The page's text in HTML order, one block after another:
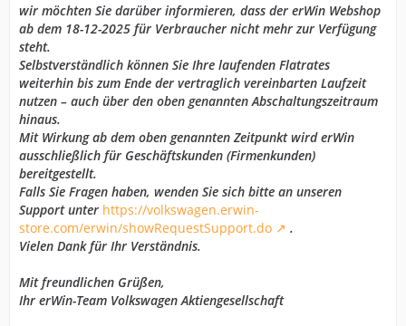
wir möchten Sie darüber informieren, dass der erWin Webshop
ab dem 18-12-2025 für Verbraucher nicht mehr zur Verfügung
steht.
Selbstverständlich können Sie Ihre laufenden Flatrates
weiterhin bis zum Ende der vertraglich vereinbarten Laufzeit
nutzen – auch über den oben genannten Abschaltungszeitraum
hinaus.
Mit Wirkung ab dem oben genannten Zeitpunkt wird erWin
ausschließlich für Geschäftskunden (Firmenkunden)
bereitgestellt.
Falls Sie Fragen haben, wenden Sie sich bitte an unseren
Support unter https://volkswagen.erwin-
store.com/erwin/showRequestSupport.do
.
Vielen Dank für Ihr Verständnis.
Mit freundlichen Grüßen,
Ihr erWin-Team Volkswagen Aktiengesellschaft